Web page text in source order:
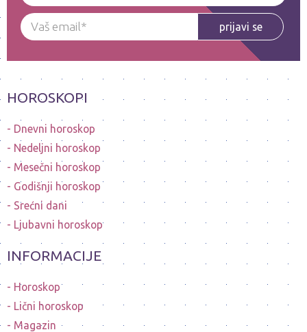
prijavi se
HOROSKOPI
Dnevni horoskop
Nedeljni horoskop
Mesečni horoskop
Godišnji horoskop
Srećni dani
Ljubavni horoskop
INFORMACIJE
Horoskop
Lični horoskop
Magazin